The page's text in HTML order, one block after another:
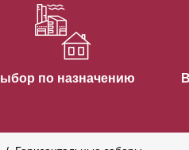
по назначению